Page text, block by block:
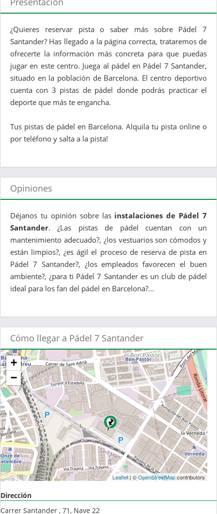
¿Quieres reservar pista o saber más sobre Pádel 7
Santander? Has llegado a la página correcta, trataremos de
ofrecerte la información más concreta para que puedas
jugar en este centro. Juega al pádel en Pádel 7 Santander,
situado en la población de Barcelona. El centro deportivo
cuenta con 3 pistas de pádel donde podrás practicar el
deporte que más te engancha.
Tus pistas de pádel en Barcelona. Alquila tu pista online o
por teléfono y salta a la pista!
Opiniones
Déjanos tu opinión sobre las instalaciones de Pádel 7
Santander. ¿Las pistas de pádel cuentan con un
mantenimiento adecuado?, ¿los vestuarios son cómodos y
están limpios?, ¿es ágil el proceso de reserva de pista en
Pádel 7 Santander?, ¿los empleados favorecen el buen
ambiente?, ¿para ti Pádel 7 Santander es un club de pádel
ideal para los fan del pádel en Barcelona?...
Cómo llegar a Pádel 7 Santander
+
−
Leaflet| ©OpenStreetMapcontributors
Dirección
Carrer Santander , 71, Nave 22